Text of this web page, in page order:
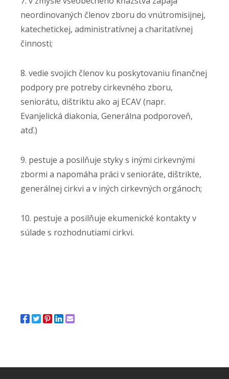
neordinovaných členov zboru do vnútromisijnej,
katechetickej, administratívnej a charitatívnej
činnosti;
8. vedie svojich členov ku poskytovaniu finančnej
podpory pre potreby cirkevného zboru,
seniorátu, dištriktu ako aj ECAV (napr.
Evanjelická diakonia, Generálna podporoveň,
atď.)
9. pestuje a posilňuje styky s inými cirkevnými
zbormi a napomáha práci v senioráte, dištrikte,
generálnej cirkvi a v iných cirkevných orgánoch;
10. pestuje a posilňuje ekumenické kontakty v
súlade s rozhodnutiami cirkvi.